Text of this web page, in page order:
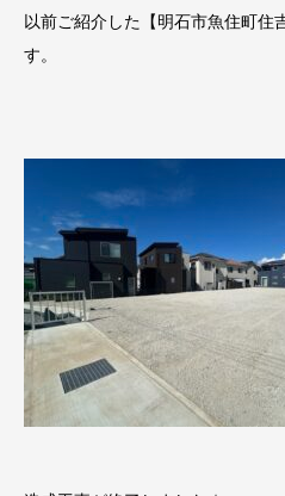
以前ご紹介した【明石市魚住町住
す。